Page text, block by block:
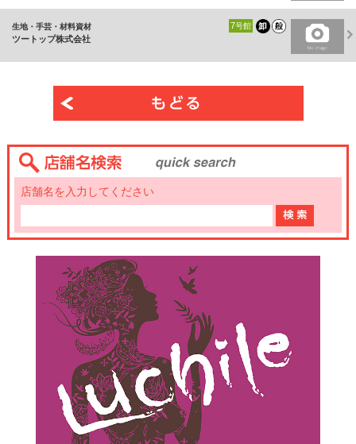
生地・手芸・材料資材
ツートップ株式会社
7号館
店舗名を入力してください